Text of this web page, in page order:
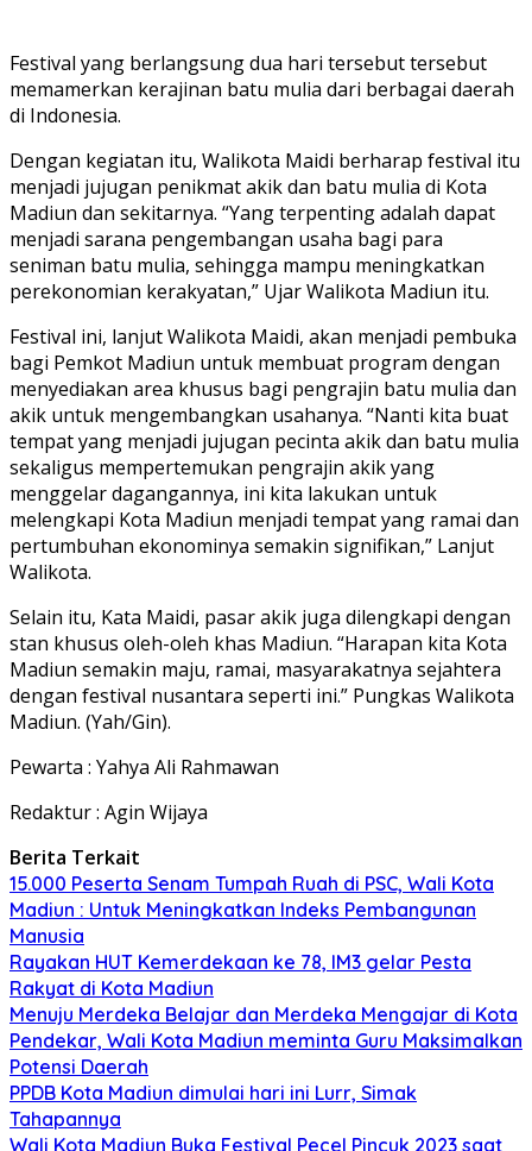
Festival yang berlangsung dua hari tersebut tersebut
memamerkan kerajinan batu mulia dari berbagai daerah
di Indonesia.
Dengan kegiatan itu, Walikota Maidi berharap festival itu
menjadi jujugan penikmat akik dan batu mulia di Kota
Madiun dan sekitarnya. “Yang terpenting adalah dapat
menjadi sarana pengembangan usaha bagi para
seniman batu mulia, sehingga mampu meningkatkan
perekonomian kerakyatan,” Ujar Walikota Madiun itu.
Festival ini, lanjut Walikota Maidi, akan menjadi pembuka
bagi Pemkot Madiun untuk membuat program dengan
menyediakan area khusus bagi pengrajin batu mulia dan
akik untuk mengembangkan usahanya. “Nanti kita buat
tempat yang menjadi jujugan pecinta akik dan batu mulia
sekaligus mempertemukan pengrajin akik yang
menggelar dagangannya, ini kita lakukan untuk
melengkapi Kota Madiun menjadi tempat yang ramai dan
pertumbuhan ekonominya semakin signifikan,” Lanjut
Walikota.
Selain itu, Kata Maidi, pasar akik juga dilengkapi dengan
stan khusus oleh-oleh khas Madiun. “Harapan kita Kota
Madiun semakin maju, ramai, masyarakatnya sejahtera
dengan festival nusantara seperti ini.” Pungkas Walikota
Madiun. (Yah/Gin).
Pewarta : Yahya Ali Rahmawan
Redaktur : Agin Wijaya
Berita Terkait
15.000 Peserta Senam Tumpah Ruah di PSC, Wali Kota
Madiun : Untuk Meningkatkan Indeks Pembangunan
Manusia
Rayakan HUT Kemerdekaan ke 78, IM3 gelar Pesta
Rakyat di Kota Madiun
Menuju Merdeka Belajar dan Merdeka Mengajar di Kota
Pendekar, Wali Kota Madiun meminta Guru Maksimalkan
Potensi Daerah
PPDB Kota Madiun dimulai hari ini Lurr, Simak
Tahapannya
Wali Kota Madiun Buka Festival Pecel Pincuk 2023 saat